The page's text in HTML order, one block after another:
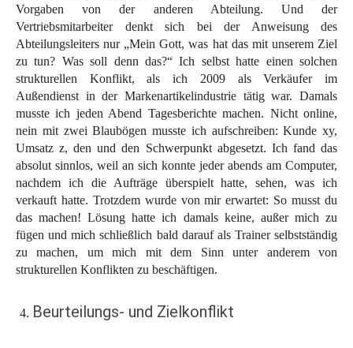
Vorgaben von der anderen Abteilung. Und der
Vertriebsmitarbeiter denkt sich bei der Anweisung des
Abteilungsleiters nur „Mein Gott, was hat das mit unserem Ziel
zu tun? Was soll denn das?“ Ich selbst hatte einen solchen
strukturellen Konflikt, als ich 2009 als Verkäufer im
Außendienst in der Markenartikelindustrie tätig war. Damals
musste ich jeden Abend Tagesberichte machen. Nicht online,
nein mit zwei Blaubögen musste ich aufschreiben: Kunde xy,
Umsatz z, den und den Schwerpunkt abgesetzt. Ich fand das
absolut sinnlos, weil an sich konnte jeder abends am Computer,
nachdem ich die Aufträge überspielt hatte, sehen, was ich
verkauft hatte. Trotzdem wurde von mir erwartet: So musst du
das machen! Lösung hatte ich damals keine, außer mich zu
fügen und mich schließlich bald darauf als Trainer selbstständig
zu machen, um mich mit dem Sinn unter anderem von
strukturellen Konflikten zu beschäftigen.
Beurteilungs- und Zielkonflikt